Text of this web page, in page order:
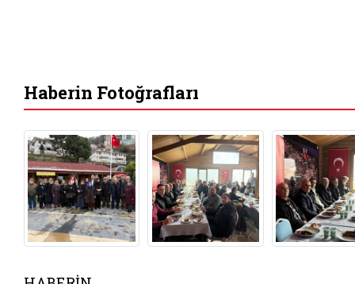
Haberin Fotoğrafları